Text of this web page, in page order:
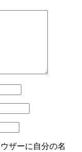
ザーに自分の名